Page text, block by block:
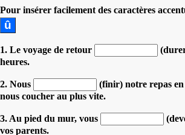
Pour insérer facilement des caractères
1. Le voyage de retour
heures.
2. Nous
(finir) notre repas
nous coucher au plus vite.
3. Au pied du mur, vous
vos parents.